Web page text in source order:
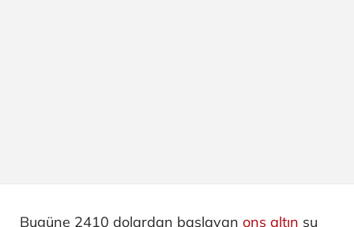
Bugüne 2410 dolardan başlayan ons altın şu